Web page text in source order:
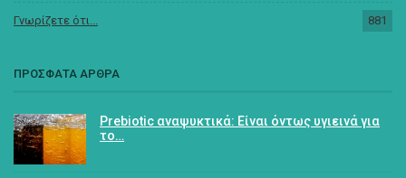
Γνωρίζετε ότι... 881
ΠΡΟΣΦΑΤΑ ΑΡΘΡΑ
Prebiotic αναψυκτικά: Είναι όντως υγιεινά για
το…